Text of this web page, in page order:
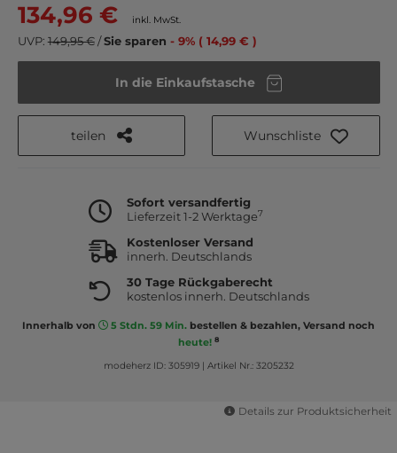
134,96 € inkl. MwSt.
UVP: 149,95 €/Sie sparen - 9% ( 14,99 € )
In die Einkaufstasche
teilen Wunschliste
Sofort versandfertig
Lieferzeit 1-2 Werktage7
Kostenloser Versand
innerh. Deutschlands
30 Tage Rückgaberecht
kostenlos innerh. Deutschlands
Innerhalb von 5 Stdn. 59 Min. bestellen & bezahlen, Versand noch
heute! 8
modeherz ID: 305919| Artikel Nr.: 3205232
Details zur Produktsicherheit